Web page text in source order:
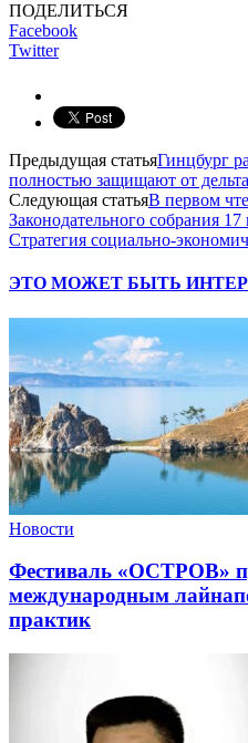
ПОДЕЛИТЬСЯ
Facebook
Twitter
Предыдущая статьяГинцбург
полностью защищают от
Следующая статьяВ первом
Законодательного собрания 17
Стратегия социально-
ЭТО МОЖЕТ БЫТЬ
Новости
Фестиваль «ОСТРОВ»
международным
практик